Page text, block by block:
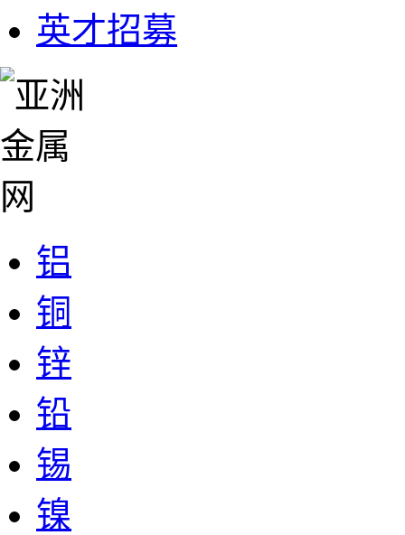
英才招募
铝
铜
锌
铅
锡
镍